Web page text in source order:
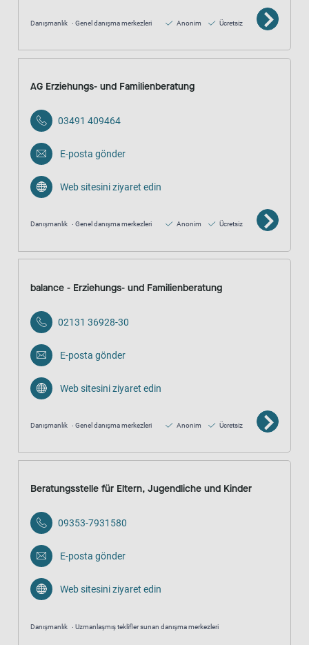
Danışmanlık Genel danışma merkezleri Anonim Ücretsiz
AG Erziehungs- und Familienberatung
03491 409464
E-posta gönder
Web sitesini ziyaret edin
Danışmanlık Genel danışma merkezleri Anonim Ücretsiz
balance - Erziehungs- und Familienberatung
02131 36928-30
E-posta gönder
Web sitesini ziyaret edin
Danışmanlık Genel danışma merkezleri Anonim Ücretsiz
Beratungsstelle für Eltern, Jugendliche und Kinder
09353-7931580
E-posta gönder
Web sitesini ziyaret edin
Danışmanlık Uzmanlaşmış teklifler sunan danışma merkezleri